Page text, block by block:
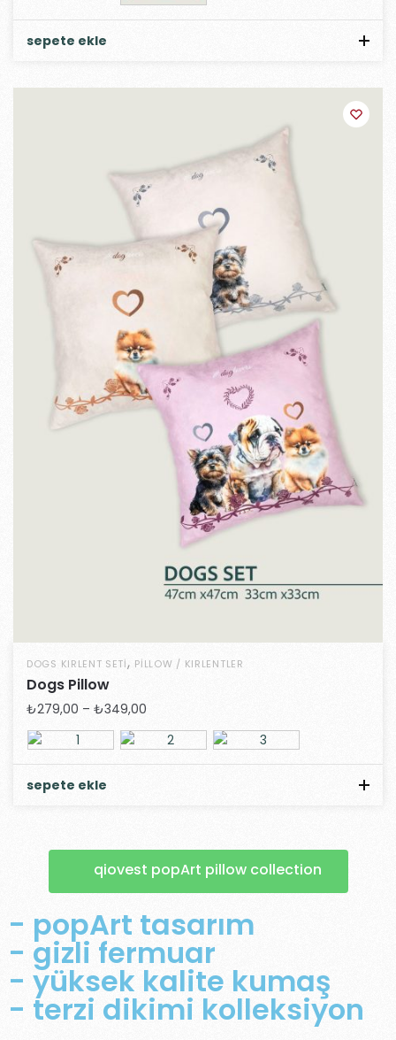
sepete ekle
DOGS KIRLENT SETI, PILLOW / KIRLENTLER
Dogs Pillow
₺279,00 – ₺349,00
sepete ekle
qiovest popArt pillow collection
- popArt tasarım
- gizli fermuar
- yüksek kalite kumaş
- terzi dikimi kolleksiyon